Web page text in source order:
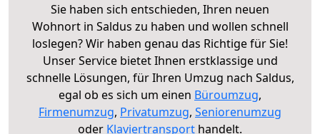
Sie haben sich entschieden, Ihren neuen
Wohnort in Saldus zu haben und wollen schnell
loslegen? Wir haben genau das Richtige für Sie!
Unser Service bietet Ihnen erstklassige und
schnelle Lösungen, für Ihren Umzug nach Saldus,
egal ob es sich um einen Büroumzug,
Firmenumzug, Privatumzug, Seniorenumzug
oder Klaviertransport handelt.